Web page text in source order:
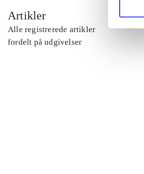
Artikler
Alle registrerede artikler
fordelt på udgivelser